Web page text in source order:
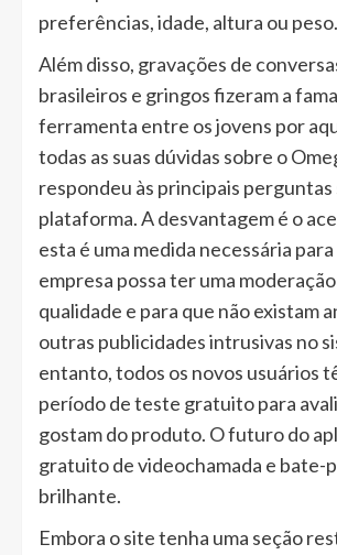
preferências, idade, altura ou peso.
Além disso, gravações de
brasileiros e gringos fizeram a
ferramenta entre os jovens por
todas as suas dúvidas sobre o
respondeu às principais perguntas
plataforma. A desvantagem é o
esta é uma medida necessária para
empresa possa ter uma
qualidade e para que não existam
outras publicidades intrusivas no
entanto, todos os novos usuários
período de teste gratuito para
gostam do produto. O futuro do
gratuito de videochamada e bate-
brilhante.
Embora o site tenha uma seção